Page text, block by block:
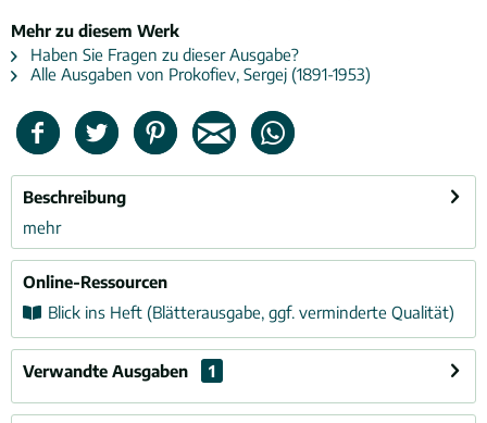
Mehr zu diesem Werk
Haben Sie Fragen zu dieser Ausgabe?
Alle Ausgaben von Prokofiev, Sergej (1891-1953)
Beschreibung
mehr
Online-Ressourcen
Blick ins Heft (Blätterausgabe, ggf. verminderte Qualität)
Verwandte Ausgaben 1